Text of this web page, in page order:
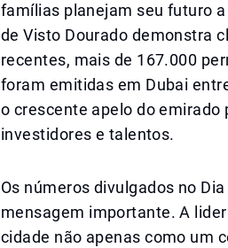
famílias planejam seu futuro
de Visto Dourado demonstra
recentes, mais de 167.000
foram emitidas em Dubai
o crescente apelo do
investidores e talentos.
Os números divulgados no
mensagem importante. A
cidade não apenas como um